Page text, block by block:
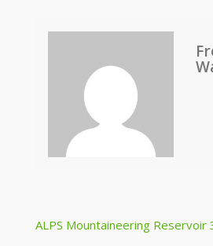
Post
ALPS Mountaineering Reservoir